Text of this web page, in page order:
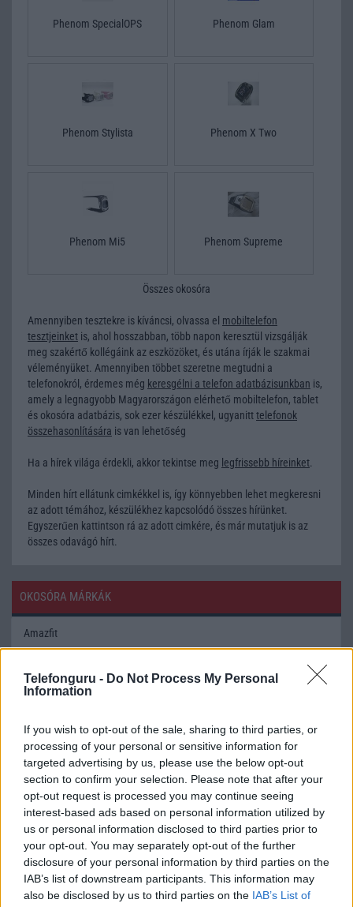
Telefonguru - Do Not Process My Personal
Information
If you wish to opt-out of the sale, sharing to third parties, or
processing of your personal or sensitive information for
targeted advertising by us, please use the below opt-out
section to confirm your selection. Please note that after your
opt-out request is processed you may continue seeing
interest-based ads based on personal information utilized by
us or personal information disclosed to third parties prior to
your opt-out. You may separately opt-out of the further
disclosure of your personal information by third parties on the
IAB’s list of downstream participants. This information may
also be disclosed by us to third parties on the IAB’s List of
Phenom SpecialOPS Phenom Glam
Phenom Stylista Phenom X Two
Phenom Mi5 Phenom Supreme
Összes okosóra
Amennyiben tesztekre is kíváncsi, olvassa el mobiltelefon
tesztjeinket is, ahol hosszabban, több napon keresztül vizsgálják
meg szakértő kollégáink az eszközöket, és utána írják le szakmai
véleményüket. Amennyiben többet szeretne megtudni a
telefonokról, érdemes még keresgélni a telefon adatbázisunkban is,
amely a legnagyobb Magyarországon elérhető mobiltelefon, tablet
és okosóra adatbázis, sok ezer készülékkel, ugyanitttelefonok
összehasonlítására is van lehetőség
Ha a hírek világa érdekli, akkor tekintse meg legfrissebb híreinket
Minden hírt ellátunk cimkékkel is, így könnyebben lehet megkeresni
az adott témához, készülékhez kapcsolódó összes hírünket.
Egyszerűen kattintson rá az adott cimkére, és már mutatjuk is az
összes odavágó hírt.
OKOSÓRA MÁRKÁK
Amazfit
Google
Honor
Huawei
LG
Oppo
Phenom
Realme